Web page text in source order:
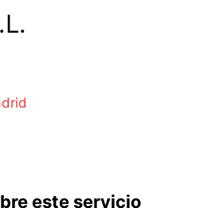
este servicio